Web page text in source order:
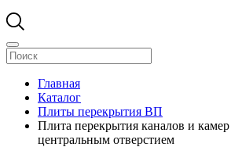
Главная
Каталог
Плиты перекрытия ВП
Плита перекрытия каналов и
центральным отверстием